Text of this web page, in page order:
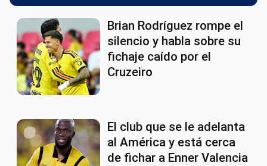
Brian Rodríguez rompe el
silencio y habla sobre su
fichaje caído por el
Cruzeiro
El club que se le adelanta
al América y está cerca
de fichar a Enner Valencia